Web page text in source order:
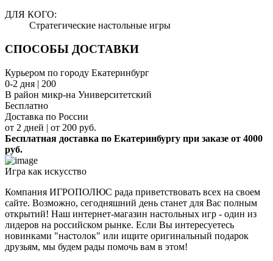
ДЛЯ КОГО:
Стратегические настольные игры
СПОСОБЫ ДОСТАВКИ
Курьером по городу Екатеринбург
0-2 дня | 200
В район микр-на Университетский
Бесплатно
Доставка по России
от 2 дней | от 200 руб.
Бесплатная доставка по Екатеринбургу при заказе от 4000
руб.
Игра как искусство
Компания ИГРОПОЛЮС рада приветствовать всех на своем
сайте. Возможно, сегодняшний день станет для Вас полным
открытий! Наш интернет-магазин настольных игр - один из
лидеров на российском рынке. Если Вы интересуетесь
новинками "настолок" или ищите оригинальный подарок
друзьям, мы будем рады помочь вам в этом!